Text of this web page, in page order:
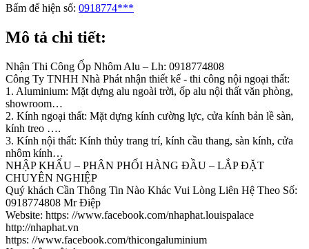
Bấm để hiện số: 0918774***
Mô tả chi tiết:
Nhận Thi Công Ốp Nhôm Alu – Lh: 0918774808
Công Ty TNHH Nhà Phát nhận thiết kế - thi công nội ngoại thất:
1. Aluminium: Mặt dựng alu ngoài trời, ốp alu nội thất văn phòng,
showroom…
2. Kính ngoại thất: Mặt dựng kính cường lực, cửa kính bản lề sàn,
kính treo ….
3. Kính nội thất: Kính thủy trang trí, kính cầu thang, sàn kính, cửa
nhôm kính…
NHẬP KHẨU – PHÂN PHỐI HÀNG ĐẦU – LẮP ĐẶT
CHUYÊN NGHIỆP
Quý khách Cần Thông Tin Nào Khác Vui Lòng Liên Hệ Theo Số:
0918774808 Mr Điệp
Website: https: //www.facebook.com/nhaphat.louispalace
http://nhaphat.vn
https: //www.facebook.com/thicongaluminium